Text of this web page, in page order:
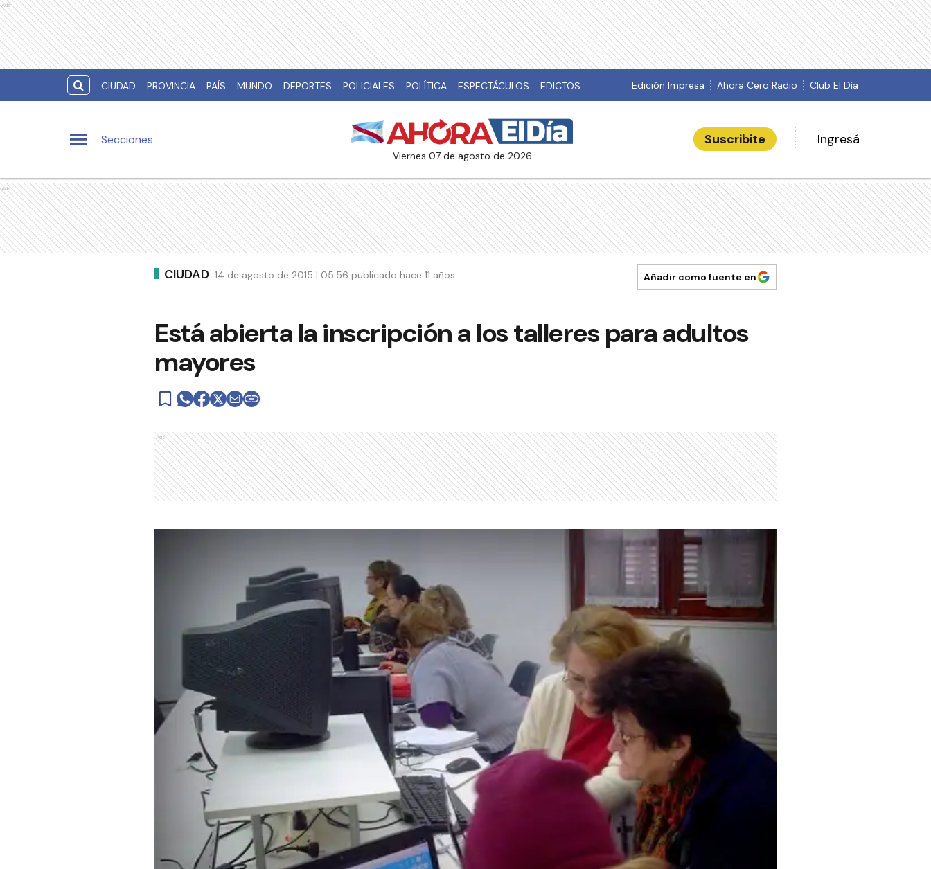
Ads
CIUDAD PROVINCIA PAÍS MUNDO DEPORTES POLICIALES POLÍTICA ESPECTÁCULOS EDICTOS Edición Impresa Ahora Cero Radio Club El Día
Secciones
viernes 07 de agosto de 2026
Suscribite Ingresá
Ads
CIUDAD 14 de agosto de 2015 | 05:56 publicado hace 11 años Añadir como fuente en
Está abierta la inscripción a los talleres para adultos
mayores
Ads